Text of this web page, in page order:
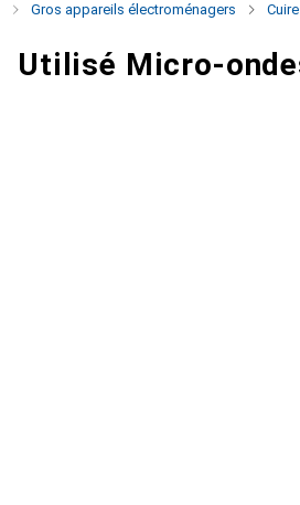
Gros appareils électroménagers
Utilisé Micro-